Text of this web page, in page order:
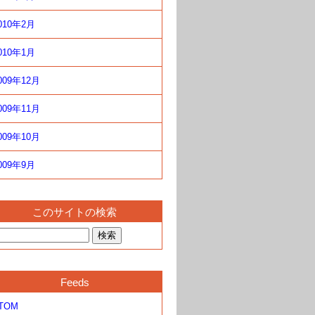
年2月
年1月
年12月
年11月
年10月
年9月
このサイトの検索
Feeds